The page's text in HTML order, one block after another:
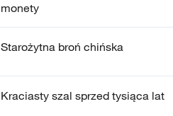
monety
Starożytna broń chińska
Kraciasty szal sprzed tysiąca lat